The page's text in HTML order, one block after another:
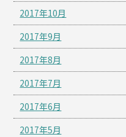
2017年10月
2017年9月
2017年8月
2017年7月
2017年6月
2017年5月